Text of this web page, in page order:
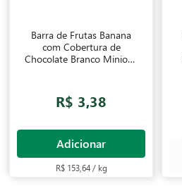
Barra de Frutas Banana
com Cobertura de
Chocolate Branco Minions
R$ 3,38
Adicionar
R$ 153,64 / kg